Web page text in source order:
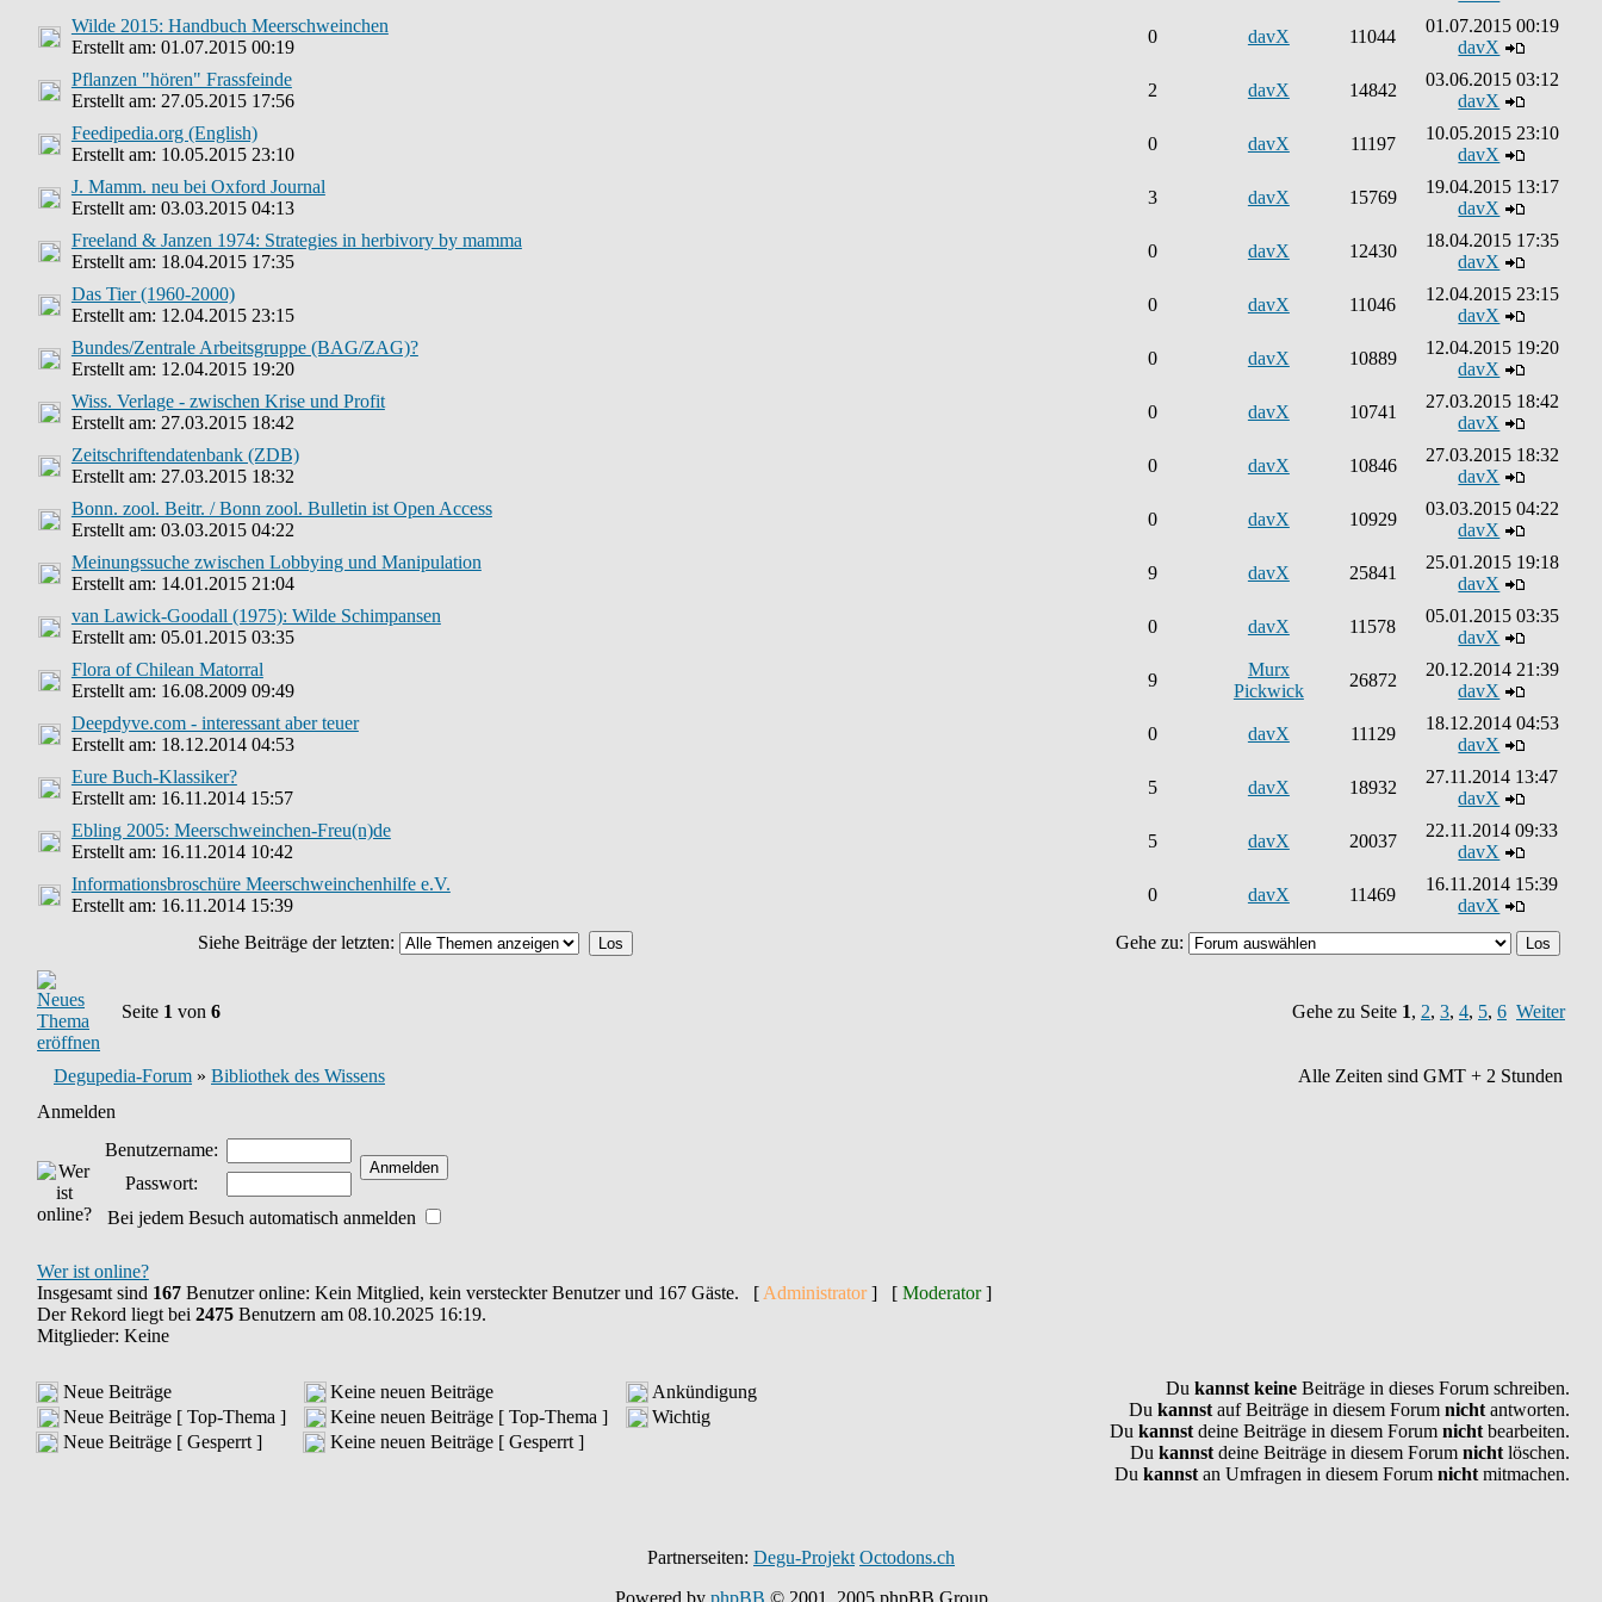
Wilde 2015: Handbuch Meerschweinchen
Erstellt am: 01.07.2015 00:19
0 davX 11044
01.07.2015 00:19
davX
Pflanzen "hören" Frassfeinde
Erstellt am: 27.05.2015 17:56
2 davX 14842
03.06.2015 03:12
davX
Feedipedia.org (English)
Erstellt am: 10.05.2015 23:10
0 davX 11197
10.05.2015 23:10
davX
J. Mamm. neu bei Oxford Journal
Erstellt am: 03.03.2015 04:13
3 davX 15769
19.04.2015 13:17
davX
Freeland & Janzen 1974: Strategies in herbivory by mamma
Erstellt am: 18.04.2015 17:35
0 davX 12430
18.04.2015 17:35
davX
Das Tier (1960-2000)
Erstellt am: 12.04.2015 23:15
0 davX 11046
12.04.2015 23:15
davX
Bundes/Zentrale Arbeitsgruppe (BAG/ZAG)?
Erstellt am: 12.04.2015 19:20
0 davX 10889
12.04.2015 19:20
davX
Wiss. Verlage - zwischen Krise und Profit
Erstellt am: 27.03.2015 18:42
0 davX 10741
27.03.2015 18:42
davX
Zeitschriftendatenbank (ZDB)
Erstellt am: 27.03.2015 18:32
0 davX 10846
27.03.2015 18:32
davX
Bonn. zool. Beitr. / Bonn zool. Bulletin ist Open Access
Erstellt am: 03.03.2015 04:22
0 davX 10929
03.03.2015 04:22
davX
Meinungssuche zwischen Lobbying und Manipulation
Erstellt am: 14.01.2015 21:04
9 davX 25841
25.01.2015 19:18
davX
van Lawick-Goodall (1975): Wilde Schimpansen
Erstellt am: 05.01.2015 03:35
0 davX 11578
05.01.2015 03:35
davX
Flora of Chilean Matorral
Erstellt am: 16.08.2009 09:49
9
Murx
Pickwick
26872
20.12.2014 21:39
davX
Deepdyve.com - interessant aber teuer
Erstellt am: 18.12.2014 04:53
0 davX 11129
18.12.2014 04:53
davX
Eure Buch-Klassiker?
Erstellt am: 16.11.2014 15:57
5 davX 18932
27.11.2014 13:47
davX
Ebling 2005: Meerschweinchen-Freu(n)de
Erstellt am: 16.11.2014 10:42
5 davX 20037
22.11.2014 09:33
davX
Informationsbroschüre Meerschweinchenhilfe e.V.
Erstellt am: 16.11.2014 15:39
0 davX 11469
16.11.2014 15:39
davX
Siehe Beiträge der letzten:
Gehe zu:
Seite 1 von 6 Gehe zu Seite 1, 2, 3, 4, 5, 6 Weiter
Degupedia-Forum » Bibliothek des Wissens
Alle Zeiten sind GMT + 2 Stunden
Anmelden
Benutzername:
Passwort:
Bei jedem Besuch automatisch anmelden
Wer ist online?
Insgesamt sind 167Benutzer online: Kein Mitglied, kein versteckter Benutzer und 167 Gäste. [ Administrator] [ Moderator]
Der Rekord liegt bei 2475Benutzern am 08.10.2025 16:19.
Mitglieder: Keine
Neue Beiträge Keine neuen Beiträge
Ankündigung
Neue Beiträge [ Top-Thema ]
Keine neuen Beiträge [ Top-Thema ]
Wichtig
Neue Beiträge [ Gesperrt ]
Keine neuen Beiträge [ Gesperrt ]
Du kannst keine Beiträge in dieses Forum schreiben.
Du kannst auf Beiträge in diesem Forum nicht antworten.
Du kannst deine Beiträge in diesem Forum nicht bearbeiten.
Du kannst deine Beiträge in diesem Forum nicht löschen.
Du kannst an Umfragen in diesem Forum nicht mitmachen.
Partnerseiten: Degu-Projekt Octodons.ch
Powered by phpBB © 2001, 2005 phpBB Group